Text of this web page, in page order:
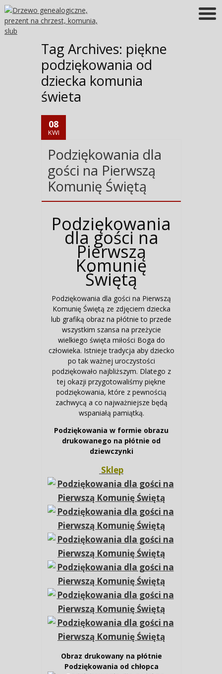
Tag Archives: piękne
podziękowania od
dziecka komunia
świeta
08
KWI
Podziękowania dla
gości na Pierwszą
Komunię Świętą
Podziękowania
dla gości na
Pierwszą
Komunię
Świętą
Podziękowania dla gości na Pierwszą
Komunię Świętą ze zdjęciem dziecka
lub grafiką obraz na płótnie to przede
wszystkim szansa na przeżycie
wielkiego święta miłości Boga do
człowieka. Istnieje tradycja aby dziecko
po tak ważnej uroczystości
podziękowało najbliższym. Dlatego z
tej okazji przygotowaliśmy piękne
podziękowania, które z pewnością
zachwycą a co najważniejsze będą
wspaniałą pamiątką.
Podziękowania w formie obrazu
drukowanego na płótnie od
dziewczynki
Sklep
Obraz drukowany na płótnie
Podziękowania od chłopca